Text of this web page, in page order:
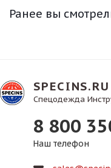
Ранее вы
SPECINS.RU
Спецодежда
8 800
Наш телефон